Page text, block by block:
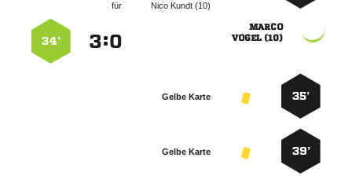
für
  

 
:
34’
35’
Gelbe Karte
39’
Gelbe Karte